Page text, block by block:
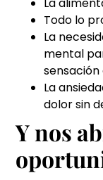
La
Todo lo
La
mental
La
dolor sin
Y nos